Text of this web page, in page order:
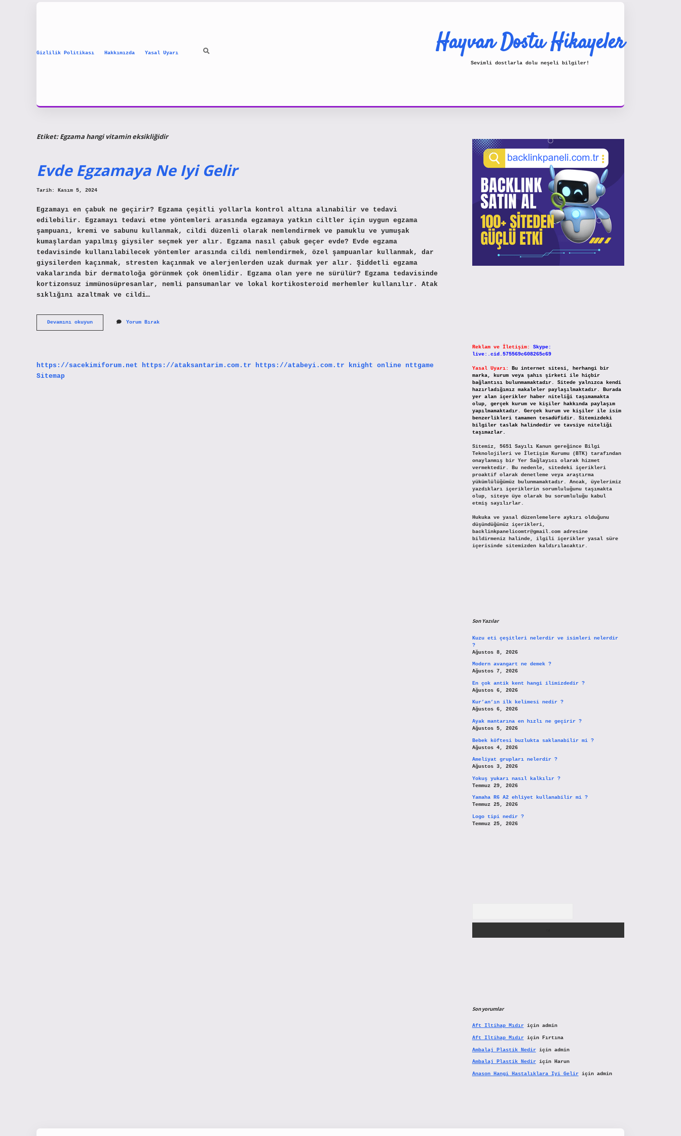
Gizlilik Politikası Hakkımızda Yasal Uyarı Hayvan Dostu Hikayeler
Sevimli dostlarla dolu neşeli bilgiler!
Etiket:Egzama hangi vitamin eksikliğidir
Evde Egzamaya Ne Iyi Gelir
Tarih: Kasım 5, 2024
Egzamayı en çabuk ne geçirir? Egzama çeşitli yollarla kontrol altına alınabilir ve tedavi
edilebilir. Egzamayı tedavi etme yöntemleri arasında egzamaya yatkın ciltler için uygun egzama
şampuanı, kremi ve sabunu kullanmak, cildi düzenli olarak nemlendirmek ve pamuklu ve yumuşak
kumaşlardan yapılmış giysiler seçmek yer alır. Egzama nasıl çabuk geçer evde? Evde egzama
tedavisinde kullanılabilecek yöntemler arasında cildi nemlendirmek, özel şampuanlar kullanmak, dar
giysilerden kaçınmak, stresten kaçınmak ve alerjenlerden uzak durmak yer alır. Şiddetli egzama
vakalarında bir dermatoloğa görünmek çok önemlidir. Egzama olan yere ne sürülür? Egzama tedavisinde
kortizonsuz immünosüpresanlar, nemli pansumanlar ve lokal kortikosteroid merhemler kullanılır. Atak
sıklığını azaltmak ve cildi…
Devamını okuyunEvde
Egzamaya
Yorum Bırak
https://sacekimiforum.net https://ataksantarim.com.tr https://atabeyi.com.tr knight online nttgame
Sitemap
Reklam ve İletişim:
Skype:
live:.cid.575569c608265c69
Yasal Uyarı:
Bu internet sitesi, herhangi bir
marka, kurum veya şahıs şirketi ile hiçbir
bağlantısı bulunmamaktadır. Sitede yalnızca kendi
hazırladığımız makaleler paylaşılmaktadır. Burada
yer alan içerikler haber niteliği taşımamakta
olup, gerçek kurum ve kişiler hakkında paylaşım
yapılmamaktadır. Gerçek kurum ve kişiler ile isim
benzerlikleri tamamen tesadüfidir. Sitemizdeki
bilgiler taslak halindedir ve tavsiye niteliği
taşımazlar.
Sitemiz, 5651 Sayılı Kanun gereğince Bilgi
Teknolojileri ve İletişim Kurumu (BTK) tarafından
onaylanmış bir Yer Sağlayıcı olarak hizmet
vermektedir. Bu nedenle, sitedeki içerikleri
proaktif olarak denetleme veya araştırma
yükümlülüğümüz bulunmamaktadır. Ancak, üyelerimiz
yazdıkları içeriklerin sorumluluğunu taşımakta
olup, siteye üye olarak bu sorumluluğu kabul
etmiş sayılırlar.
Hukuka ve yasal düzenlemelere aykırı olduğunu
düşündüğünüz içerikleri,
backlinkpanelicomtr@gmail.comadresine
bildirmeniz halinde, ilgili içerikler yasal süre
içerisinde sitemizden kaldırılacaktır.
Son Yazılar
Kuzu eti çeşitleri nelerdir ve isimleri nelerdir
?
Ağustos 8, 2026
Modern avangart ne demek ?
Ağustos 7, 2026
En çok antik kent hangi ilimizdedir ?
Ağustos 6, 2026
Kur’an’ın ilk kelimesi nedir ?
Ağustos 6, 2026
Ayak mantarına en hızlı ne geçirir ?
Ağustos 5, 2026
Bebek köftesi buzlukta saklanabilir mi ?
Ağustos 4, 2026
Ameliyat grupları nelerdir ?
Ağustos 3, 2026
Yokuş yukarı nasıl kalkılır ?
Temmuz 29, 2026
Yamaha R6 A2 ehliyet kullanabilir mi ?
Temmuz 25, 2026
Logo tipi nedir ?
Temmuz 25, 2026
Son yorumlar
Aft Iltihap Mıdıriçin admin
Aft Iltihap Mıdıriçin Fırtına
Ambalaj Plastik Nediriçin admin
Ambalaj Plastik Nediriçin Harun
Anason Hangi Hastalıklara Iyi Geliriçin admin